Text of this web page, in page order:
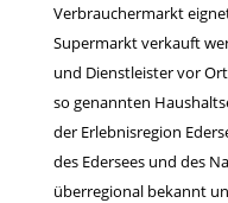
Verbrauchermarkt
Supermarkt verkauft
und Dienstleister vor
so genannten
der Erlebnisregion
des Edersees und des
überregional bekannt